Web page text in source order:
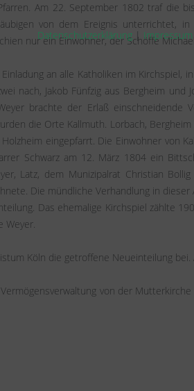
Am 22. September 1802 traf die
von dem Ereignis unterrichtet,
nur ein Einwohner, der Schöffe
an alle Katholiken im
nach, Jakob Fünfzig aus Bergheim
brachte der Erlaß einschneidende
die Orte Kallmuth. Lorbach,
eingepfarrt. Die Einwohner von
Schwarz am 12. März 1804 ein
Latz, dem Munizipalrat Christian
Die mündliche Verhandlung in
Das ehemalige Kirchspiel zählte
Weyer.
Köln die getroffene Neueinteilung
von der
Datenschutzerklärung | Impressum